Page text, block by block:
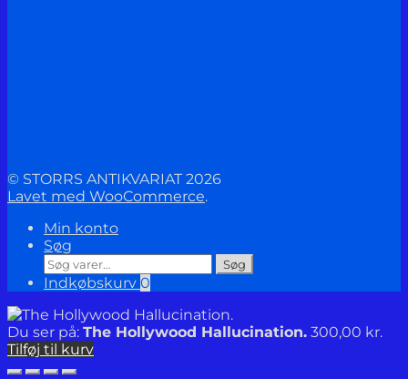
© STORRS ANTIKVARIAT 2026
Lavet med WooCommerce.
Min konto
Søg
Søg
efter:
Søg
Indkøbskurv 0
Du ser på: The Hollywood Hallucination. 300,00 kr.
Tilføj til kurv